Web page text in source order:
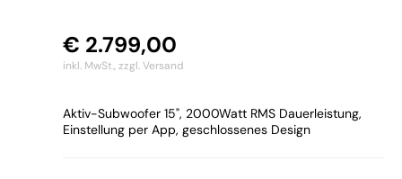
€ 2.799,00
inkl. MwSt.,zzgl. Versand
Aktiv-Subwoofer 15", 2000Watt RMS Dauerleistung,
Einstellung per App, geschlossenes Design